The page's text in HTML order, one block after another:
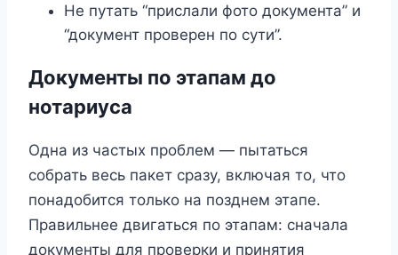
Не путать “прислали фото документа” и
“документ проверен по сути”.
Документы по этапам до
нотариуса
Одна из частых проблем — пытаться
собрать весь пакет сразу, включая то, что
понадобится только на позднем этапе.
Правильнее двигаться по этапам: сначала
документы для проверки и принятия